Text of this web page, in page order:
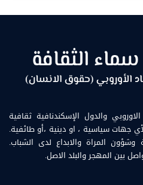
والدول الإسكندنافية ثقافية
جهات سياسية ، او دينية ،أو طائفية.
المراة والابداع لدى الشباب.
بين المهجر والبلد الاصل.